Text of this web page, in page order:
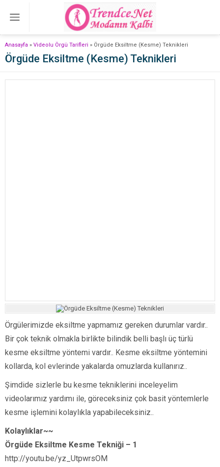
Anasayfa » Videolu Örgü Tarifleri » Örgüde Eksiltme (Kesme) Teknikleri
Örgüde Eksiltme (Kesme) Teknikleri
Örgülerimizde eksiltme yapmamız gereken durumlar vardır..
Bir çok teknik olmakla birlikte bilindik belli başlı üç türlü
kesme eksiltme yöntemi vardır.. Kesme eksiltme yöntemini
kollarda, kol evlerinde yakalarda omuzlarda kullanırız..
Şimdide sizlerle bu kesme tekniklerini inceleyelim
videolarımız yardımı ile, göreceksiniz çok basit yöntemlerle
kesme işlemini kolaylıkla yapabileceksiniz..
Kolaylıklar~~
Örgüde Eksiltme Kesme Tekniği – 1
http://youtu.be/yz_UtpwrsOM